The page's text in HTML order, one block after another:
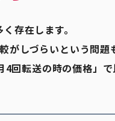
存在します。
しづらいという問題
回転送の時の価格」で